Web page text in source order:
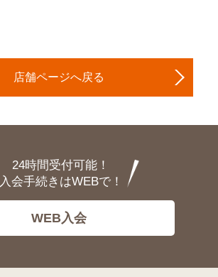
店舗ページへ戻る
24時間受付可能！
入会手続きはWEBで！
WEB入会